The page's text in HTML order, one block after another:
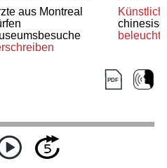
aus Montreal